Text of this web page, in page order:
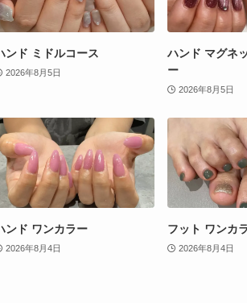
ンド ミドルコース
2026年8月5日
ハンド マグネ
ー
2026年8月5日
ンド ワンカラー
2026年8月4日
フット ワンカ
2026年8月4日